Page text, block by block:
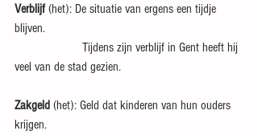
Verblijf (het): De situatie van ergens een tijdje
blijven.
veel van de stad gezien.
Zakgeld (het): Geld dat kinderen van hun ouders
krijgen.